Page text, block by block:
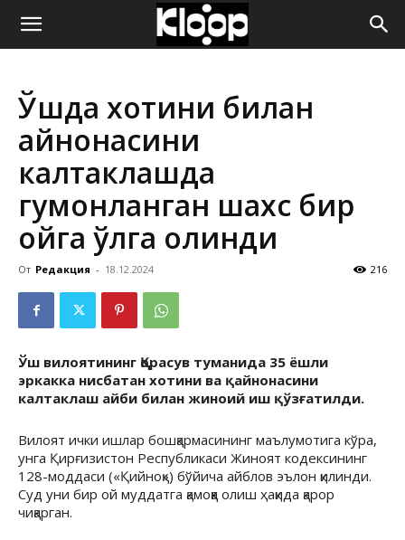
ҚИРҒИЗИСТОН
ЯНГИЛИКЛАРИ
Ўшда хотини билан
қайнонасини
калтаклашда
гумонланган шахс бир
ойга қўлга олинди
От Редакция - 18.12.2024 216
Ўш вилоятининг Қорасув туманида 35 ёшли
эркакка нисбатан хотини ва қайнонасини
калтаклаш айби билан жиноий иш қўзғатилди.
Вилоят ички ишлар бошқармасининг маълумотига кўра,
унга Қирғизистон Республикаси Жиноят кодексининг
128-моддаси («Қийноқ») бўйича айблов эълон қилинди.
Суд уни бир ой муддатга қамоққа олиш ҳақида қарор
чиқарган.